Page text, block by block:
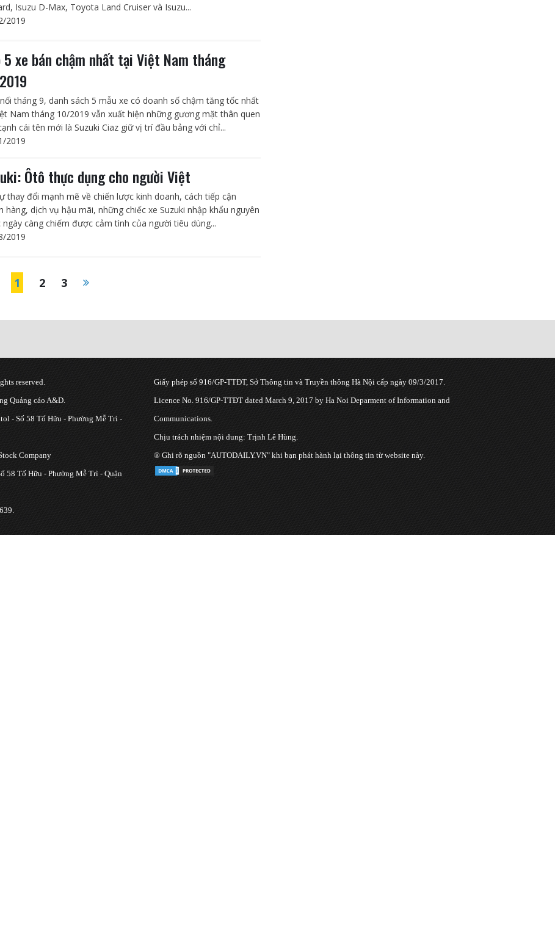
Isuzu D-Max, Toyota Land Cruiser và Isuzu...
2019
5 xe bán chậm nhất tại Việt Nam tháng
tháng 9, danh sách 5 mẫu xe có doanh số chậm tăng tốc nhất
Nam tháng 10/2019 vẫn xuất hiện những gương mặt thân quen
cái tên mới là Suzuki Ciaz giữ vị trí đầu bảng với chỉ...
2019
Ôtô thực dụng cho người Việt
thay đổi mạnh mẽ về chiến lược kinh doanh, cách tiếp cận
hàng, dịch vụ hậu mãi, những chiếc xe Suzuki nhập khẩu nguyên
ngày càng chiếm được cảm tình của người tiêu dùng...
2019
1 2 3
reserved.
Quảng cáo A&D.
- Số 58 Tố Hữu - Phường Mễ Trì -
Company
58 Tố Hữu - Phường Mễ Trì - Quận
Giấy phép số 916/GP-TTĐT, Sở Thông tin và Truyền thông Hà Nội cấp ngày 09/3/2017.
Licence No. 916/GP-TTĐT dated March 9, 2017 by Ha Noi Deparment of Information and
Communications.
Chịu trách nhiệm nội dung: Trịnh Lê Hùng.
® Ghi rõ nguồn "AUTODAILY.VN" khi bạn phát hành lại thông tin từ website này.